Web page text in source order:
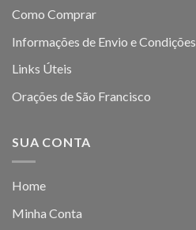
Como Comprar
Informações de Envio e Condições
Links Úteis
Orações de São Francisco
SUA CONTA
Home
Minha Conta